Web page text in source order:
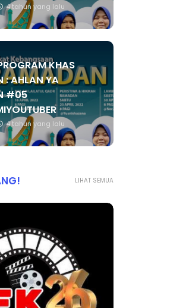
4 tahun yang lalu
KHAS
: AHLAN YA
#05
4 tahun yang lalu
LIHAT SEMUA